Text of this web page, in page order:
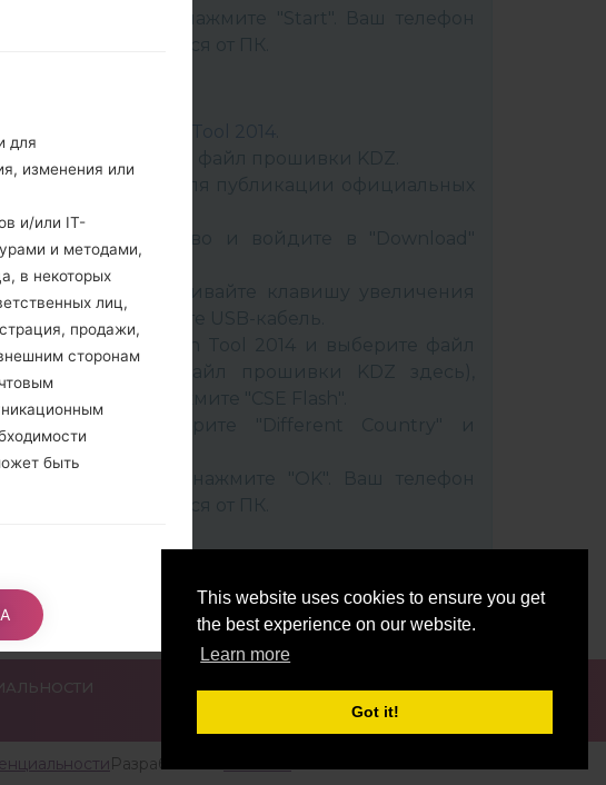
This website uses cookies to ensure you get
the best experience on our website.
Learn more
Got it!
а затем подключите USB-кабель.
программу LG Flash Tool 2014 и выберите файл
меню выберите "Different Country" и
Разработано:
для
изменения или
и/или IT-
и методами,
в некоторых
лиц,
продажи,
сторонам
быть
целей.
пользователь не
предметом